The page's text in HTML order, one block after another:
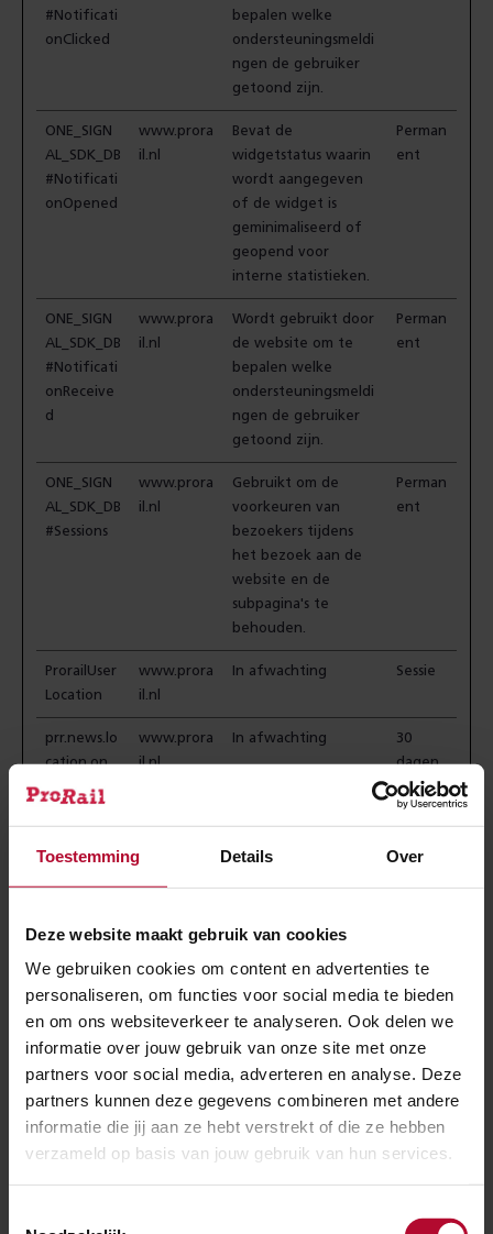
Toestemming Details Over
Deze website maakt gebruik van cookies
We gebruiken cookies om content en advertenties te
personaliseren, om functies voor social media te bieden
en om ons websiteverkeer te analyseren. Ook delen we
informatie over jouw gebruik van onze site met onze
partners voor social media, adverteren en analyse. Deze
partners kunnen deze gegevens combineren met andere
informatie die jij aan ze hebt verstrekt of die ze hebben
verzameld op basis van jouw gebruik van hun services.
#Notificati
onClicked
bepalen welke
ondersteuningsmeldi
ngen de gebruiker
getoond zijn.
ONE_SIGN
AL_SDK_DB
#Notificati
onOpened
www.prora
il.nl
Bevat de
widgetstatus waarin
wordt aangegeven
of de widget is
geminimaliseerd of
geopend voor
interne statistieken.
Perman
ent
ONE_SIGN
AL_SDK_DB
#Notificati
onReceive
d
www.prora
il.nl
Wordt gebruikt door
de website om te
bepalen welke
ondersteuningsmeldi
ngen de gebruiker
getoond zijn.
Perman
ent
ONE_SIGN
AL_SDK_DB
#Sessions
www.prora
il.nl
Gebruikt om de
voorkeuren van
bezoekers tijdens
het bezoek aan de
website en de
subpagina's te
behouden.
Perman
ent
ProrailUser
Location
www.prora
il.nl
In afwachting Sessie
prr.news.lo
cation.on
www.prora
il.nl
In afwachting
30
dagen
userConse
nt
afgegeven consent
bij voor OneSignal
Perman
ent
Statistieken (16)
Statistische cookies helpen eigenaren van websites
begrijpen hoe bezoekers hun website gebruiken,
door anoniem gegevens te verzamelen en te
rapporteren.
Maximale
.EPiForm_BI